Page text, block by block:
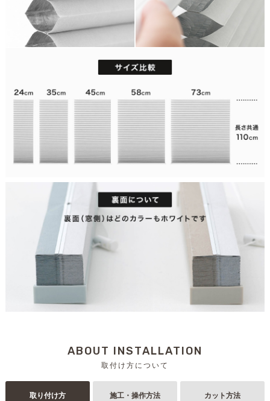
ABOUT INSTALLATION
取付け方について
取り付け方 施工・操作方法 カット方法